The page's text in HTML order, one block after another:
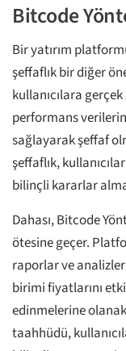
Bitcode
Bir yatırım
şeffaflık bir diğer
kullanıcılara
performans
sağlayarak şeffaf
şeffaflık,
bilinçli kararlar
Dahası, Bitcode
ötesine geçer.
raporlar ve
birimi fiyatlarını
edinmelerine
taahhüdü,